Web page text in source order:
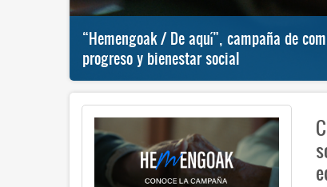
“Hemengoak / De aquí”, campaña de
progreso y bienestar social